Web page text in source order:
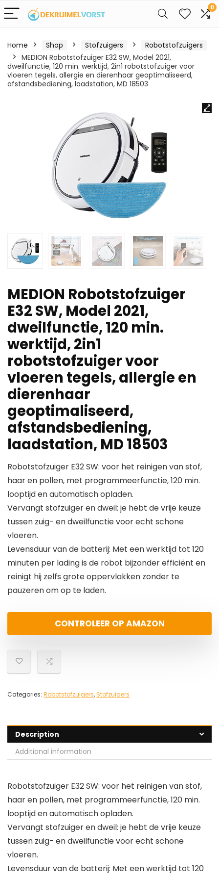
0
Home Shop Stofzuigers
Robotstofzuigers
MEDION Robotstofzuiger E32 SW, Model 2021,
dweilfunctie, 120 min. werktijd, 2in1 robotstofzuiger voor
vloeren tegels, allergie en dierenhaar geoptimaliseerd,
afstandsbediening, laadstation, MD 18503
MEDION Robotstofzuiger
E32 SW, Model 2021,
dweilfunctie, 120 min.
werktijd, 2in1
robotstofzuiger voor
vloeren tegels, allergie en
dierenhaar
geoptimaliseerd,
afstandsbediening,
laadstation, MD 18503
Robotstofzuiger E32 SW: voor het reinigen van stof,
haar en pollen, met programmeerfunctie, 120 min.
looptijd en automatisch opladen.
Vervangt stofzuiger en dweil: je hebt de vrije keuze
tussen zuig- en dweilfunctie voor echt schone
vloeren.
Levensduur van de batterij: Met een werktijd tot 120
minuten per lading is de robot bijzonder efficiënt en
reinigt hij zelfs grote oppervlakken zonder te
pauzeren om op te laden.
CONTROLEER OP AMAZON
Categories: Robotstofzuigers, Stofzuigers
Description
Additional information
Robotstofzuiger E32 SW: voor het reinigen van stof,
haar en pollen, met programmeerfunctie, 120 min.
looptijd en automatisch opladen.
Vervangt stofzuiger en dweil: je hebt de vrije keuze
tussen zuig- en dweilfunctie voor echt schone
vloeren.
Levensduur van de batterij: Met een werktijd tot 120